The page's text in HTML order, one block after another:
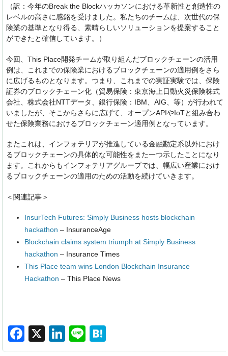
（訳：今年のBreak the Blockハッカソンにおける革新性と創造性の
レベルの高さに感銘を受けました。私たちのチームは、次世代の保
険業の基準となり得る、素晴らしいソリューションを提案すること
ができたと確信しています。）
今回、This Place開発チームが取り組んだブロックチェーンの活用
例は、これまでの保険業におけるブロックチェーンの適用例をさら
に広げるものとなります。つまり、これまでの実証実験では、保険
証券のブロックチェーン化（貿易保険：東京海上日動火災保険株式
会社、株式会社NTTデータ、銀行保険：IBM、AIG、等）が行われて
いましたが、そこからさらに広げて、オープンAPIやIoTと組み合わ
せた保険業務におけるブロックチェーン適用例となっています。
またこれは、インフォテリアが推進している金融勘定系以外におけ
るブロックチェーンの具体的な可能性をまた一つ示したことになり
ます。これからもインフォテリアグループでは、幅広い産業におけ
るブロックチェーンの適用のための活動を続けていきます。
＜関連記事＞
InsurTech Futures: Simply Business hosts blockchain
hackathon – InsuranceAge
Blockchain claims system triumph at Simply Business
hackathon – Insurance Times
This Place team wins London Blockchain Insurance
Hackathon – This Place News
F
X
Li
Li